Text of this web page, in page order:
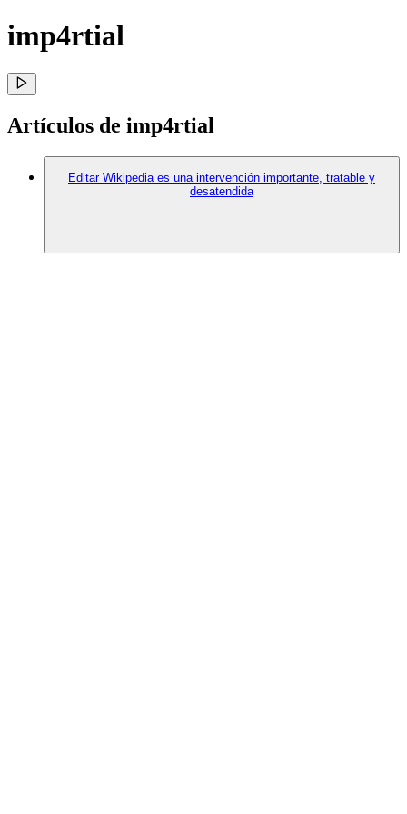
imp4rtial
Artículos de imp4rtial
Editar Wikipedia es una intervención importante, tratable y
desatendida